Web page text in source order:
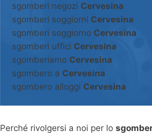
sgomberi negozi Cervesina
sgomberi soggiorni Cervesina
sgomberi soggiorno Cervesina
sgomberi uffici Cervesina
sgomberiamo Cervesina
sgombero a Cervesina
sgombero alloggi Cervesina
Perché rivolgersi a noi per lo